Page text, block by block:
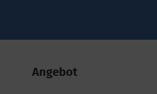
Angebot